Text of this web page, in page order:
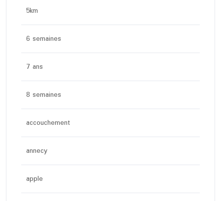
5km
6 semaines
7 ans
8 semaines
accouchement
annecy
apple